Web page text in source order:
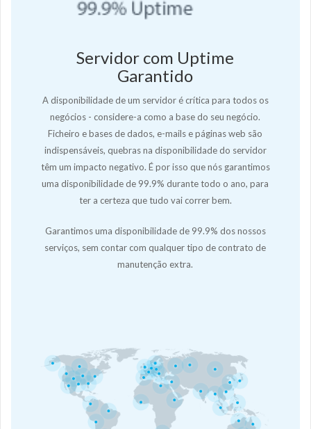
Servidor com Uptime
Garantido
A disponibilidade de um servidor é crítica para todos os
negócios - considere-a como a base do seu negócio.
Ficheiro e bases de dados, e-mails e páginas web são
indispensáveis, quebras na disponibilidade do servidor
têm um impacto negativo. É por isso que nós garantimos
uma disponibilidade de 99.9% durante todo o ano, para
ter a certeza que tudo vai correr bem.
Garantimos uma disponibilidade de 99.9% dos nossos
serviços, sem contar com qualquer tipo de contrato de
manutenção extra.